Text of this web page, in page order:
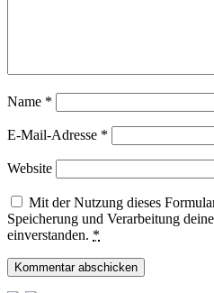
Name *
E-Mail-Adresse *
Website
Mit der Nutzung dieses
Speicherung und Verarbeitung
einverstanden. *